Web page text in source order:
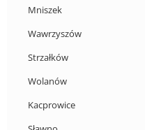
Mniszek
Wawrzyszów
Strzałków
Wolanów
Kacprowice